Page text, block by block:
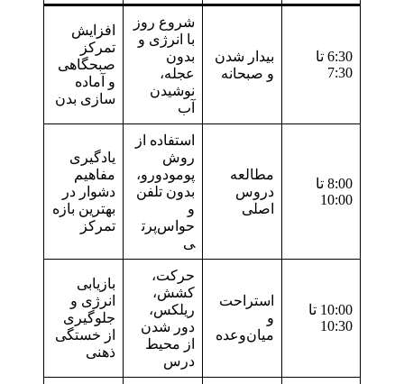
6:30 تا
بیدار شدن
و صبحانه
شروع روز
با انرژی و
بدون
عجله،
نوشیدن
افزایش
تمرکز
صبحگاهی
و آماده
سازی بدن
8:00 تا
10:00
مطالعه
دروس
استفاده از
روش
پومودورو،
بدون تلفن
حواس‌پرت
یادگیری
مفاهیم
دشوار در
بهترین بازه
تمرکز
10:00 تا
10:30
استراحت
میان‌وعده
حرکت،
کشش،
ریلکس،
دور شدن
از محیط
درس
بازیابی
انرژی و
جلوگیری
از خستگی
ذهنی